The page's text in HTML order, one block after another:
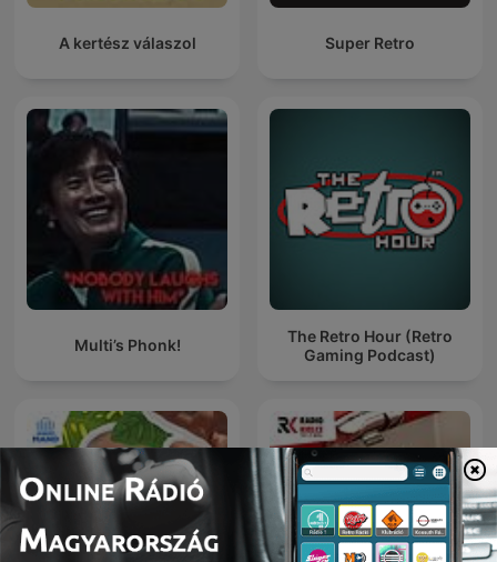
A kertész válaszol Super Retro
Multi’s Phonk!
The Retro Hour (Retro
Gaming Podcast)